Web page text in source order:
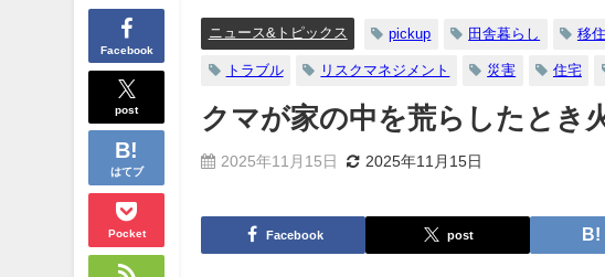
Facebook
post
はてブ
Pocket
ニュース&トピックス pickup 田舎暮らし 移住
トラブル リスクマネジメント 災害 住宅
クマが家の中を荒らしたとき
2025年11月15日 2025年11月15日
Facebook post